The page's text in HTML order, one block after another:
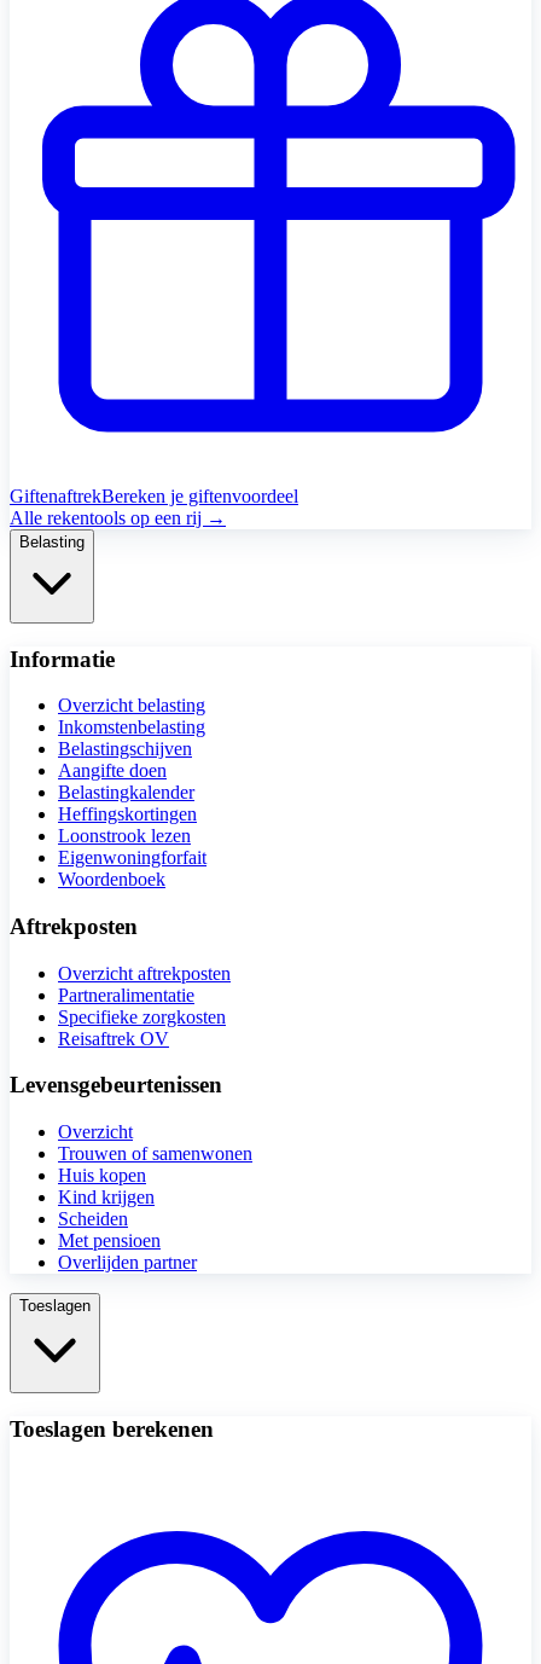
GiftenaftrekBereken je giftenvoordeel
Alle rekentools op een rij →
Belasting
Informatie
Overzicht belasting
Inkomstenbelasting
Belastingschijven
Aangifte doen
Belastingkalender
Heffingskortingen
Loonstrook lezen
Eigenwoningforfait
Woordenboek
Aftrekposten
Overzicht aftrekposten
Partneralimentatie
Specifieke zorgkosten
Reisaftrek OV
Levensgebeurtenissen
Overzicht
Trouwen of samenwonen
Huis kopen
Kind krijgen
Scheiden
Met pensioen
Overlijden partner
Toeslagen
Toeslagen berekenen